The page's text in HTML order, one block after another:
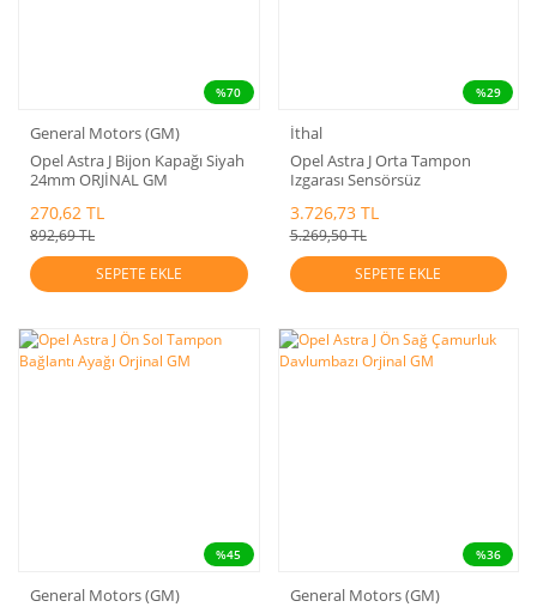
%70
General Motors (GM)
Opel Astra J Bijon Kapağı Siyah
24mm ORJİNAL GM
270,62 TL
892,69 TL
SEPETE EKLE
%29
İthal
Opel Astra J Orta Tampon
Izgarası Sensörsüz
3.726,73 TL
5.269,50 TL
SEPETE EKLE
%45
General Motors (GM)
%36
General Motors (GM)